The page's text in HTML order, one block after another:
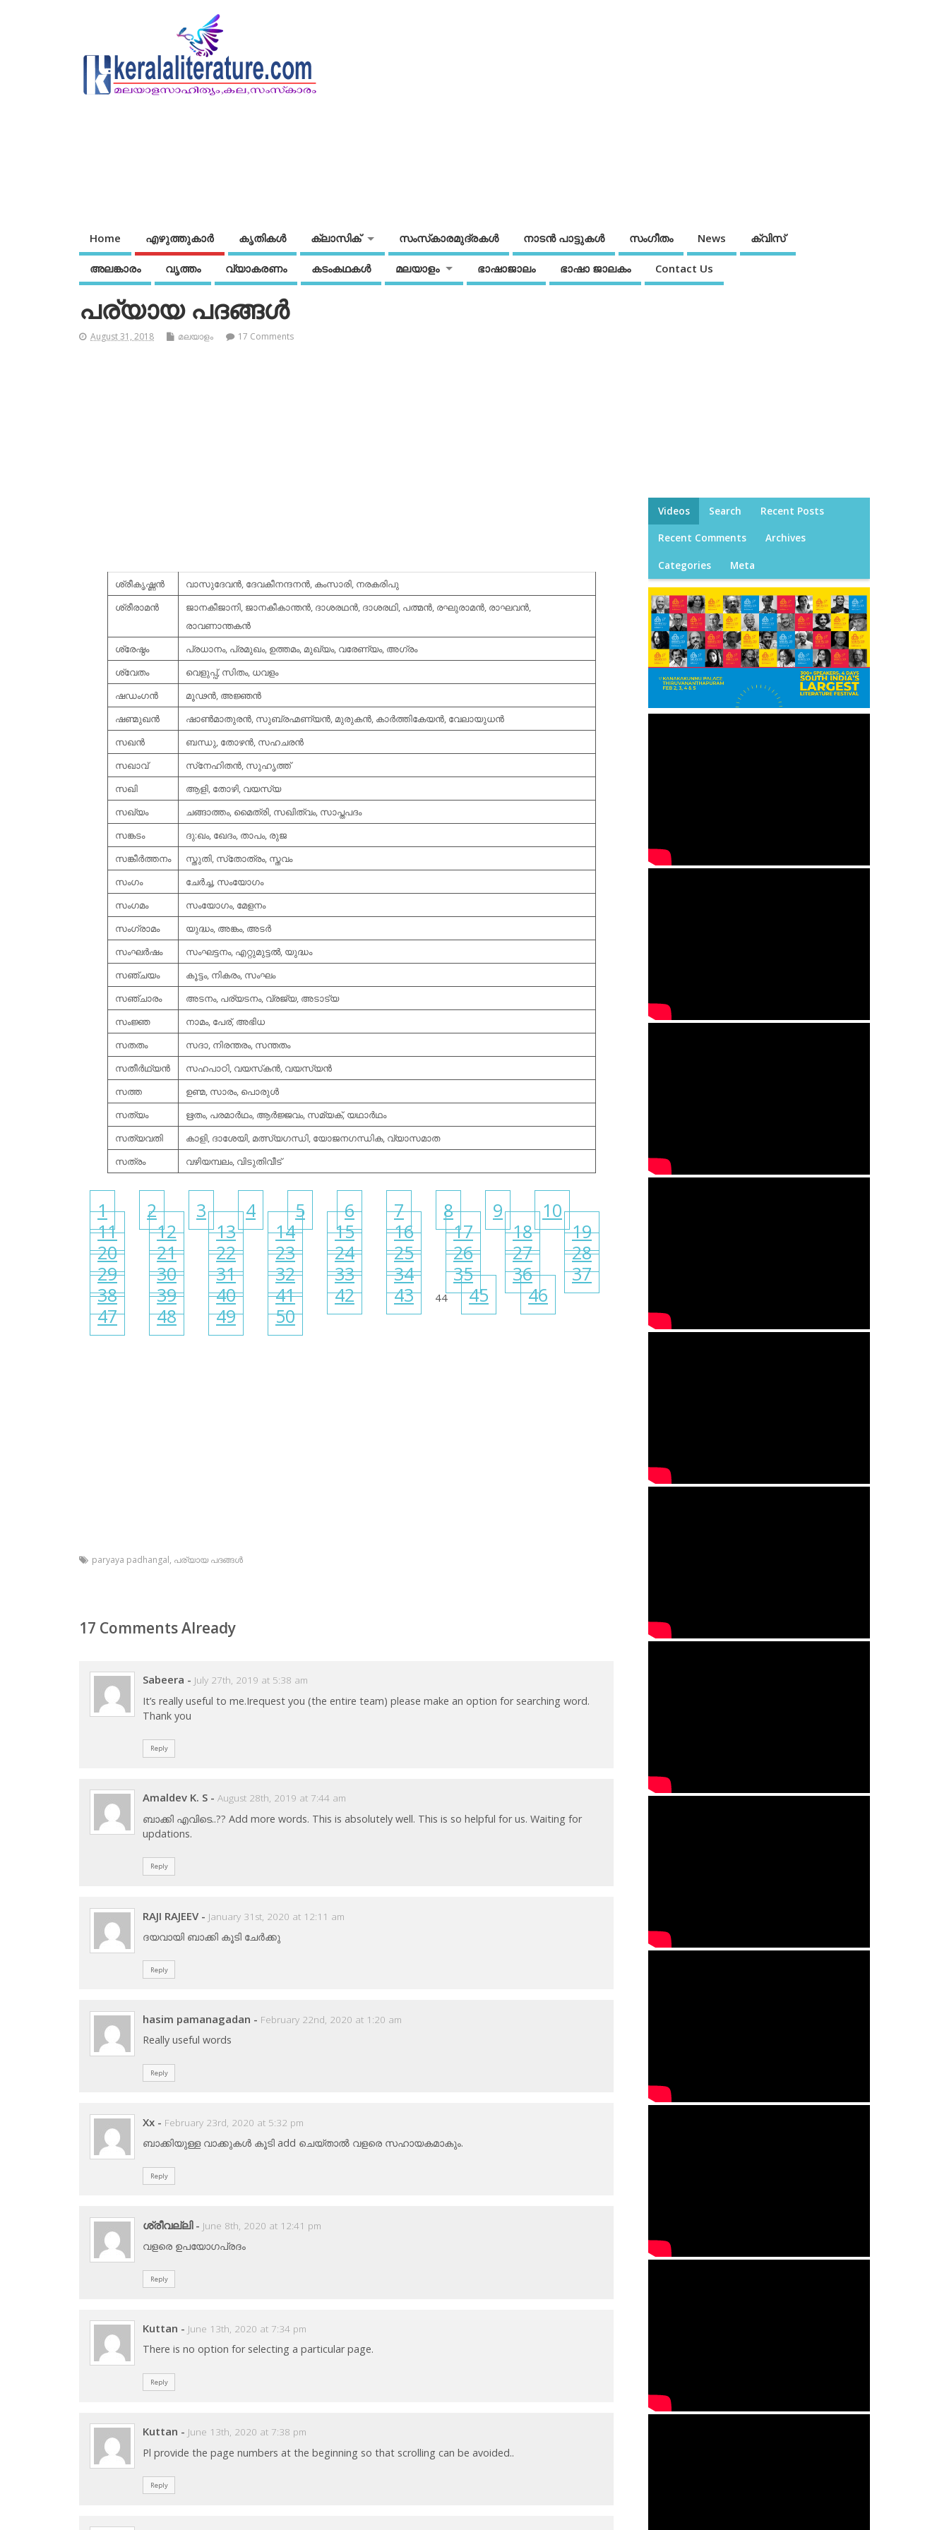
Home എഴുത്തുകാര്‍ കൃതികൾ ക്ലാസിക് സംസ്‌കാരമുദ്രകള്‍ നാടന്‍ പാട്ടുകള്‍ സംഗീതം News ക്വിസ്
അലങ്കാരം വൃത്തം വ്യാകരണം കടംകഥകള്‍ മലയാളം ഭാഷാജാലം ഭാഷാ ജാലകം Contact Us
പര്യായ പദങ്ങള്‍
August 31, 2018 മലയാളം 17 Comments
ശ്രീകൃഷ്ണന്‍
വാസുദേവന്‍, ദേവകീനന്ദനന്‍, കംസാരി, നരകരിപു
ശ്രീരാമന്‍
ജാനകീജാനി, ജാനകീകാന്തന്‍, ദാശരഥന്‍, ദാശരഥി, പത്മന്‍, രഘുരാമന്‍, രാഘവന്‍,
രാവണാന്തകന്‍
ശ്രേഷ്ഠം
പ്രധാനം, പ്രമുഖം, ഉത്തമം, മുഖ്യം, വരേണ്യം, അഗ്രം
ശ്വേതം
വെളുപ്പ്, സിതം, ധവളം
ഷഡംഗന്‍
മൂഢന്‍, അജ്ഞന്‍
ഷണ്മുഖന്‍
ഷാണ്‍മാതുരന്‍, സുബ്രഹ്മണ്യന്‍, മുരുകന്‍, കാര്‍ത്തികേയന്‍, വേലായുധന്‍
സഖന്‍
ബന്ധു, തോഴന്‍, സഹചരന്‍
സഖാവ്
സ്‌നേഹിതന്‍, സുഹൃത്ത്
സഖി
ആളി, തോഴി, വയസ്യ
സഖ്യം
ചങ്ങാത്തം, മൈത്രി, സഖിത്വം, സാപ്തപദം
സങ്കടം
ദു:ഖം, ഖേദം, താപം, രുജ
സങ്കീര്‍ത്തനം
സ്തുതി, സ്‌തോത്രം, സ്തവം
സംഗം
ചേര്‍ച്ച, സംയോഗം
സംഗമം
സംയോഗം, മേളനം
സംഗ്രാമം
യുദ്ധം, അങ്കം, അടര്‍
സംഘര്‍ഷം
സംഘട്ടനം, എറ്റുമുട്ടല്‍, യുദ്ധം
സഞ്ചയം
കൂട്ടം, നികരം, സംഘം
സഞ്ചാരം
അടനം, പര്യടനം, വ്രജ്യ, അടാട്യ
സംജ്ഞ
നാമം, പേര്, അഭിധ
സതതം
സദാ, നിരന്തരം, സന്തതം
സതീര്‍ഥ്യന്‍
സഹപാഠി, വയസ്‌കന്‍, വയസ്യന്‍
സത്ത
ഉണ്മ, സാരം, പൊരുള്‍
സത്യം
ഋതം, പരമാര്‍ഥം, ആര്‍ജ്ജവം, സമ്യക്, യഥാര്‍ഥം
സത്യവതി
കാളി, ദാശേയി, മത്സ്യഗന്ധി, യോജനഗന്ധിക, വ്യാസമാത
സത്രം
വഴിയമ്പലം, വിടുതിവീട്
1 2 3 4 5 6 7 8 9
10
11
12 13 14 15 16 17 18
19
20
21 22 23 24 25 26 27
28
29
30 31 32 33 34 35 36
37
38
39 40 41 42 43 44 45
46
47
48 49 50
paryaya padhangal, പര്യായ പദങ്ങള്‍
17 Comments Already
Sabeera - July 27th, 2019 at 5:38 am
It’s really useful to me.Irequest you (the entire team) please make an option for searching word.
Thank you
Reply
Amaldev K. S - August 28th, 2019 at 7:44 am
ബാക്കി എവിടെ..?? Add more words. This is absolutely well. This is so helpful for us. Waiting for
updations.
Reply
RAJI RAJEEV - January 31st, 2020 at 12:11 am
ദയവായി ബാക്കി കൂടി ചേർക്കു
Reply
hasim pamanagadan - February 22nd, 2020 at 1:20 am
Really useful words
Reply
Xx - February 23rd, 2020 at 5:32 pm
ബാക്കിയുള്ള വാക്കുകൾ കൂടി add ചെയ്താൽ വളരെ സഹായകമാകും.
Reply
ശ്രീവല്ലി - June 8th, 2020 at 12:41 pm
വളരെ ഉപയോഗപ്രദം
Reply
Kuttan - June 13th, 2020 at 7:34 pm
There is no option for selecting a particular page.
Reply
Kuttan - June 13th, 2020 at 7:38 pm
Pl provide the page numbers at the beginning so that scrolling can be avoided..
Reply
Videos Search Recent Posts
Recent Comments Archives
Categories Meta